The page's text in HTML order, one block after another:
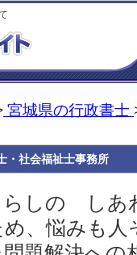
宮城県の行政書士
・社会福祉士事務所
しの しあ
、悩みも人